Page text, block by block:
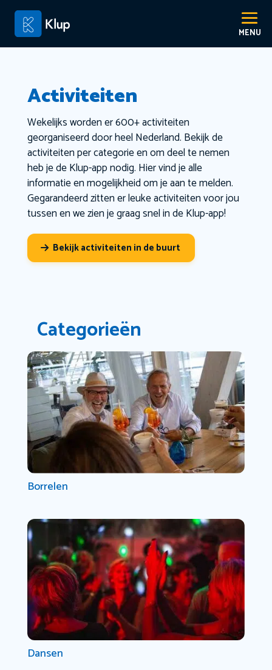
Activiteiten
Wekelijks worden er 600+ activiteiten
georganiseerd door heel Nederland. Bekijk de
activiteiten per categorie en om deel te nemen
heb je de Klup-app nodig. Hier vind je alle
informatie en mogelijkheid om je aan te melden.
Gegarandeerd zitten er leuke activiteiten voor jou
tussen en we zien je graag snel in de Klup-app!
Bekijk activiteiten in de buurt
Categorieën
Borrelen
Dansen